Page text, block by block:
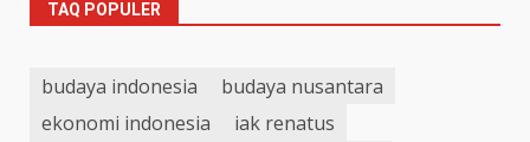
TAQ POPULER
budaya indonesia
budaya nusantara
ekonomi indonesia
iak renatus